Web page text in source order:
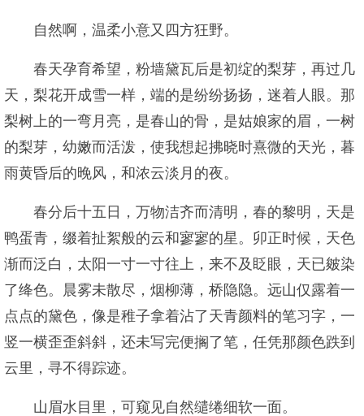
自然啊，温柔小意又四方狂野。
春天孕育希望，粉墙黛瓦后是初绽的梨芽，再过几
天，梨花开成雪一样，端的是纷纷扬扬，迷着人眼。那
梨树上的一弯月亮，是春山的骨，是姑娘家的眉，一树
的梨芽，幼嫩而活泼，使我想起拂晓时熹微的天光，暮
雨黄昏后的晚风，和浓云淡月的夜。
春分后十五日，万物洁齐而清明，春的黎明，天是
鸭蛋青，缀着扯絮般的云和寥寥的星。卯正时候，天色
渐而泛白，太阳一寸一寸往上，来不及眨眼，天已皴染
了绛色。晨雾未散尽，烟柳薄，桥隐隐。远山仅露着一
点点的黛色，像是稚子拿着沾了天青颜料的笔习字，一
竖一横歪歪斜斜，还未写完便搁了笔，任凭那颜色跌到
云里，寻不得踪迹。
山眉水目里，可窥见自然缱绻细软一面。